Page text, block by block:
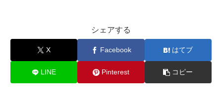
シェアする
X Facebook はてブ
LINE Pinterest コピー